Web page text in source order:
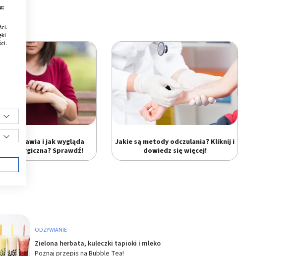
się pojawia i jak wygląda
alergiczna? Sprawdź!
Jakie są metody odczulania? Kliknij i
dowiedz się więcej!
ODŻYWIANIE
Zielona herbata, kuleczki tapioki i mleko
Poznaj przepis na Bubble Tea!